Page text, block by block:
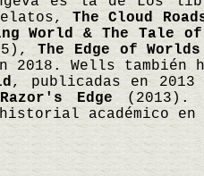
The Cloud
World & The Tale
The Edge of Worlds
2018. Wells
, publicadas en
Edge (2013).
académico en